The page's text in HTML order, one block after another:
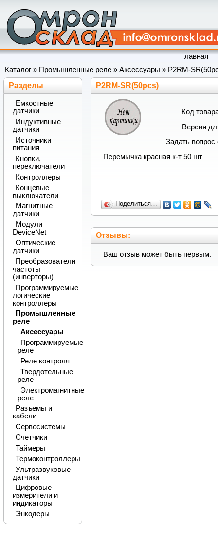
Главная
Каталог » Промышленные реле » Аксессуары » P2RM-
P2RM-SR(50pcs)
Код
Версия
Задать вопрос
Перемычка красная к-т 50 шт
Поделиться…
Отзывы:
Ваш отзыв может быть первым.
Разделы
Емкостные
датчики
Индуктивные
датчики
Источники
питания
Кнопки,
переключатели
Контроллеры
Концевые
выключатели
Магнитные
датчики
Модули
DeviceNet
Оптические
датчики
Преобразователи
частоты
(инверторы)
Программируемые
логические
контроллеры
Промышленные
реле
Аксессуары
Программируемые
реле
Реле контроля
Твердотельные
реле
Электромагнитные
реле
Разъемы и
кабели
Сервосистемы
Счетчики
Таймеры
Термоконтроллеры
Ультразвуковые
датчики
Цифровые
измерители и
индикаторы
Энкодеры